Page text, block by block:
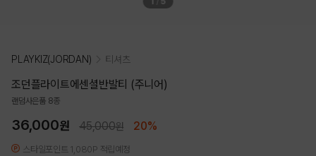
PLAYKIZ(JORDAN) 티셔츠
조던플라이트에센셜반발티 (주니어)
랜덤사은품 8종
36,000원 45,000원 20%
스타일포인트 1,080P 적립예정